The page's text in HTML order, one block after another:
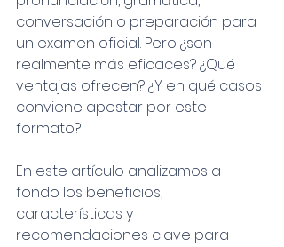
conversación o preparación para
un examen oficial. Pero ¿son
realmente más eficaces? ¿Qué
ventajas ofrecen? ¿Y en qué casos
conviene apostar por este
formato?
En este artículo analizamos a
fondo los beneficios,
características y
recomendaciones clave para